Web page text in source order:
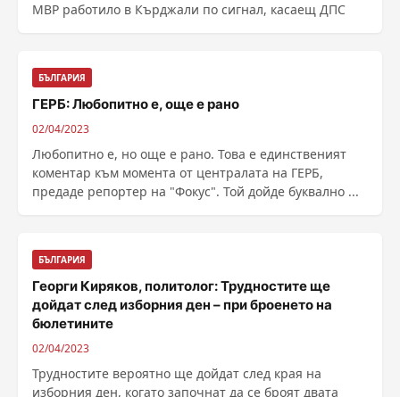
МВР работило в Кърджали по сигнал, касаещ ДПС
БЪЛГАРИЯ
ГЕРБ: Любопитно е, още е рано
02/04/2023
Любопитно е, но още е рано. Това е единственият
коментар към момента от централата на ГЕРБ,
предаде репортер на "Фокус". Той дойде буквално ...
БЪЛГАРИЯ
Георги Киряков, политолог: Трудностите ще
дойдат след изборния ден – при броенето на
бюлетините
02/04/2023
Трудностите вероятно ще дойдат след края на
изборния ден, когато започнат да се броят двата